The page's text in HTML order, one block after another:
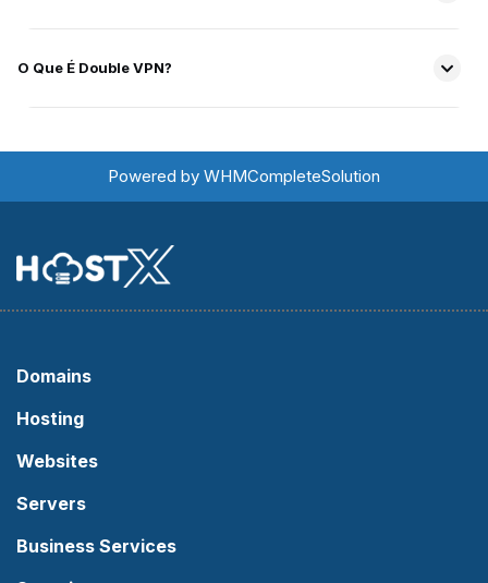
O Que É Double VPN?
Powered by WHMCompleteSolution
Domains
Hosting
Websites
Servers
Business Services